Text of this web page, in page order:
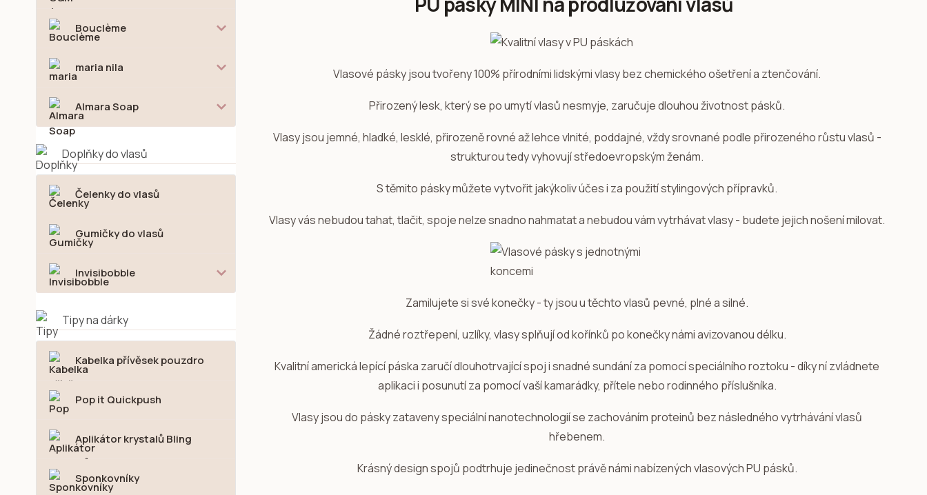
Bouclème
maria nila
Almara Soap
Doplňky do vlasů
Čelenky do vlasů
Gumičky do vlasů
Invisibobble
Tipy na dárky
Kabelka přívěsek pouzdro
Pop it Quickpush
Aplikátor krystalů Bling
Sponkovníky
Vlasové pásky jsou tvořeny 100% přírodními lidskými vlasy bez chemického ošetření a ztenčování.
Přirozený lesk, který se po umytí vlasů nesmyje, zaručuje dlouhou životnost pásků.
Vlasy jsou jemné, hladké, lesklé, přirozeně rovné až lehce vlnité, poddajné, vždy srovnané podle přirozeného růstu vlasů -
strukturou tedy vyhovují středoevropským ženám.
S těmito pásky můžete vytvořit jakýkoliv účes i za použití stylingových přípravků.
Vlasy vás nebudou tahat, tlačit, spoje nelze snadno nahmatat a nebudou vám vytrhávat vlasy - budete jejich nošení milovat.
Zamilujete si své konečky - ty jsou u těchto vlasů pevné, plné a silné.
Žádné roztřepení, uzlíky, vlasy splňují od kořínků po konečky námi avizovanou délku.
Kvalitní americká lepící páska zaručí dlouhotrvající spoj i snadné sundání za pomocí speciálního roztoku - díky ní zvládnete
aplikaci i posunutí za pomocí vaší kamarádky, přítele nebo rodinného příslušníka.
Vlasy jsou do pásky zataveny speciální nanotechnologií se zachováním proteinů bez následného vytrhávání vlasů
hřebenem.
Krásný design spojů podtrhuje jedinečnost právě námi nabízených vlasových PU pásků.